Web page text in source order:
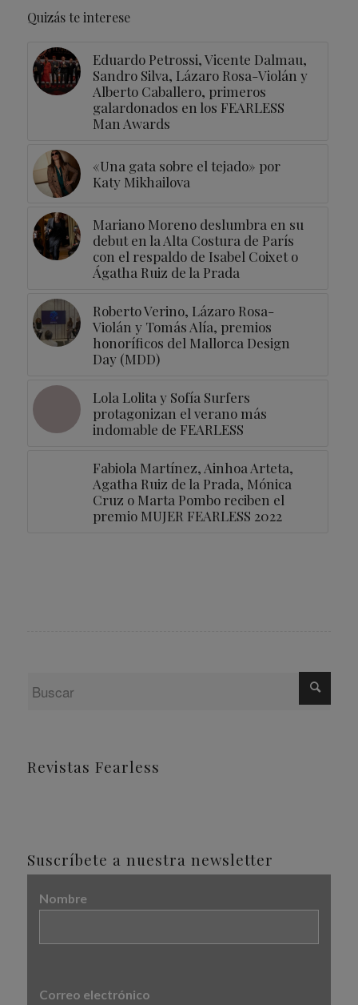
Quizás te interese
Eduardo Petrossi, Vicente Dalmau,
Sandro Silva, Lázaro Rosa-Violán y
Alberto Caballero, primeros
galardonados en los FEARLESS
Man Awards
«Una gata sobre el tejado» por
Katy Mikhailova
Mariano Moreno deslumbra en su
debut en la Alta Costura de París
con el respaldo de Isabel Coixet o
Ágatha Ruiz de la Prada
Roberto Verino, Lázaro Rosa-
Violán y Tomás Alía, premios
honoríficos del Mallorca Design
Day (MDD)
Lola Lolita y Sofía Surfers
protagonizan el verano más
indomable de FEARLESS
Fabiola Martínez, Ainhoa Arteta,
Agatha Ruiz de la Prada, Mónica
Cruz o Marta Pombo reciben el
premio MUJER FEARLESS 2022
Revistas Fearless
Suscríbete a nuestra newsletter
Nombre
Correo electrónico